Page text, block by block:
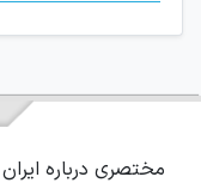
مختصری درباره